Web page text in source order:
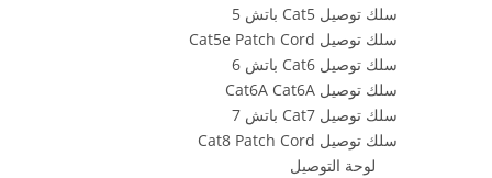
سلك توصيل Cat5 باتش 5
سلك توصيل Cat5e Patch Cord
سلك توصيل Cat6 باتش 6
سلك توصيل Cat6A Cat6A
سلك توصيل Cat7 باتش 7
سلك توصيل Cat8 Patch Cord
لوحة التوصيل